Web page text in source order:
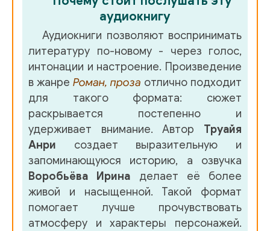
1_4_02
1_4_03
1_4_04
1_4_05
1_4_06
1_4_07
1_4_08
1_4_09
1_4_10
аудиокнигу
Аудиокниги позволяют воспринимать
литературу по-новому - через голос,
интонации и настроение. Произведение
в жанре Роман, проза отлично подходит
для такого формата: сюжет
раскрывается постепенно и
удерживает внимание. Автор Труайя
Анри создает выразительную и
запоминающуюся историю, а озвучка
Воробьёва Ирина делает её более
живой и насыщенной. Такой формат
помогает лучше прочувствовать
атмосферу и характеры персонажей.